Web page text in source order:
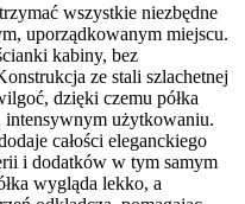
wszystkie niezbędne
uporządkowanym miejscu.
kabiny, bez
ze stali szlachetnej
dzięki czemu półka
intensywnym użytkowaniu.
całości eleganckiego
i dodatków w tym samym
wygląda lekko, a